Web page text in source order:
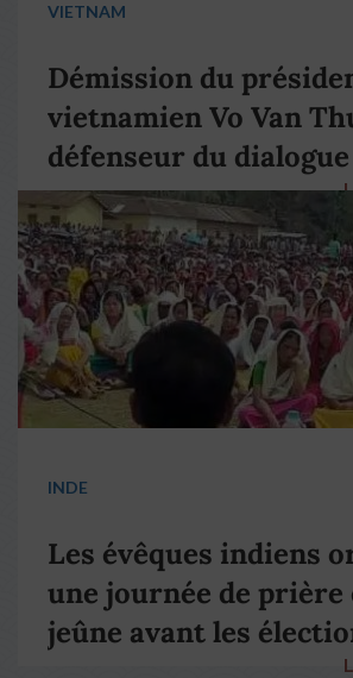
VIETNAM
Démission du
vietnamien Vo Van
défenseur du dialogue
pape François
INDE
Les évêques indiens
une journée de prière
jeûne avant les